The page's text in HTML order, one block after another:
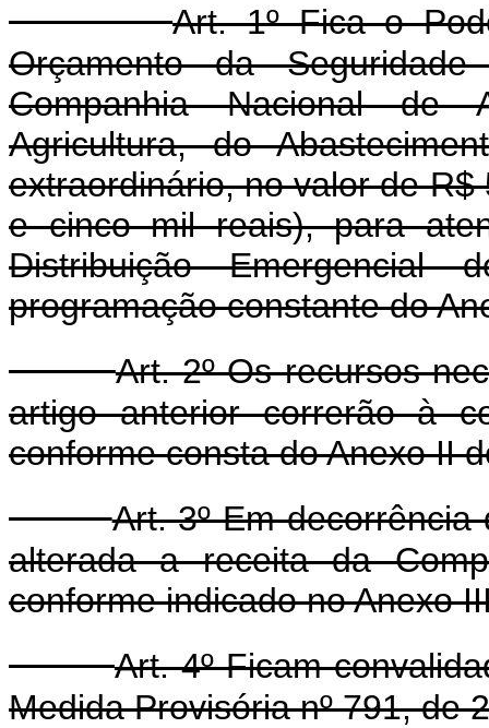
Art. 1º Fica o
Orçamento da
Companhia Nacional de
Agricultura, do
extraordinário, no valor de
e cinco mil reais), para
Distribuição Emergencial
programação constante do
Art. 2º Os recursos
artigo anterior correrão à
conforme consta do Anexo II
Art. 3º Em
alterada a receita da
conforme indicado no Anexo
Art. 4º Ficam
Medida Provisória nº 791, de